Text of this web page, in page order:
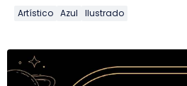
Artístico Azul Ilustrado